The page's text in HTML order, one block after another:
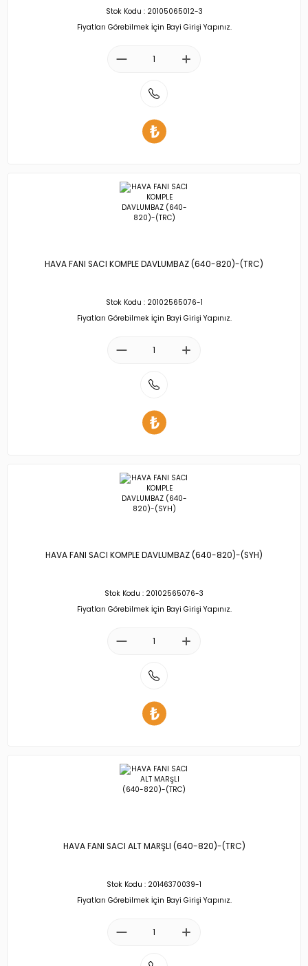
Stok Kodu : 20105065012-3
Fiyatları Görebilmek İçin Bayi Girişi Yapınız.
HAVA FANI SACI KOMPLE DAVLUMBAZ (640-820)-(TRC)
Stok Kodu : 20102565076-1
Fiyatları Görebilmek İçin Bayi Girişi Yapınız.
HAVA FANI SACI KOMPLE DAVLUMBAZ (640-820)-(SYH)
Stok Kodu : 20102565076-3
Fiyatları Görebilmek İçin Bayi Girişi Yapınız.
HAVA FANI SACI ALT MARŞLI (640-820)-(TRC)
Stok Kodu : 20146370039-1
Fiyatları Görebilmek İçin Bayi Girişi Yapınız.